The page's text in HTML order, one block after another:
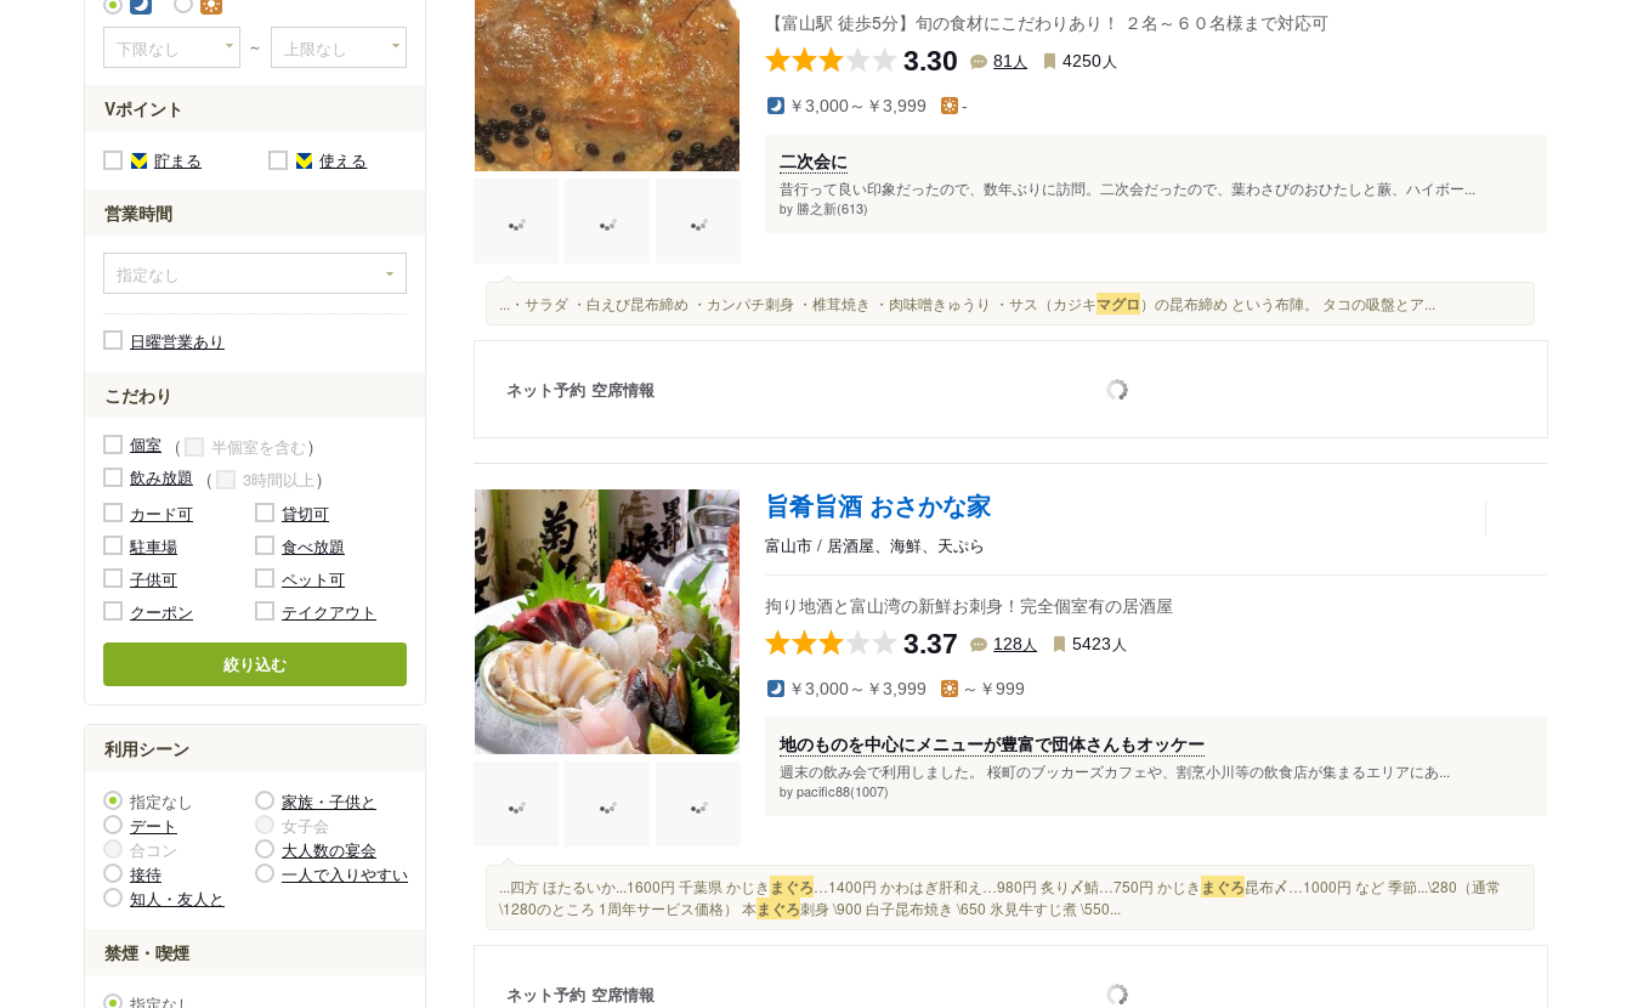
城川原駅
犬島新町駅
蓮町駅（馬場記念公園前）
萩浦小学校前駅
東岩瀬駅
岩瀬浜駅
富山駅
新富山口駅
速星駅
婦中鵜坂駅
西富山駅
電鉄富山駅
稲荷町駅
東新庄駅
越中三郷駅
有峰口駅
布市駅
開発駅
大庄駅
上滝駅
大川寺駅
富山大学前駅
安野屋駅
諏訪川原駅
荒町駅
西中野駅
大町駅
南富山駅前駅
～
Vポイント
貯まる 使える
営業時間
日曜営業あり
こだわり
個室
半個室を含む
飲み放題
3時間以上
カード可
貸切可
駐車場
食べ放題
子供可
ペット可
クーポン
テイクアウト
絞り込む
利用シーン
指定なし
家族・子供と
デート
女子会
合コン
大人数の宴会
接待
一人で入りやすい
知人・友人と
禁煙・喫煙
【富山駅 徒歩5分】旬の食材にこだわりあり！ ２名～６０名様まで対応可
3.30 81 人 4250 人
￥3,000～￥3,999 -
二次会に
昔行って良い印象だったので、数年ぶりに訪問。二次会だったので、葉わさびのおひたしと蕨、ハイボー...
by 勝之新(613)
...・サラダ ・白えび昆布締め ・カンパチ刺身 ・椎茸焼き ・肉味噌きゅうり ・サス（カジキマグロ）の昆布締め という布陣。 タコの吸盤とア...
ネット予約 空席情報
旨肴旨酒 おさかな家
富山市 / 居酒屋、海鮮、天ぷら
拘り地酒と富山湾の新鮮お刺身！完全個室有の居酒屋
3.37 128人 5423 人
￥3,000～￥3,999 ～￥999
地のものを中心にメニューが豊富で団体さんもオッケー
週末の飲み会で利用しました。 桜町のブッカーズカフェや、割烹小川等の飲食店が集まるエリアにあ...
by pacific88(1007)
...四方 ほたるいか...1600円 千葉県 かじき まぐろ…1400円 かわはぎ肝和え…980円 炙り〆鯖…750円 かじき まぐろ昆布〆…1000円 など 季節...\280（通常
\1280のところ 1周年サービス価格） 本まぐろ刺身 \900 白子昆布焼き \650 氷見牛すじ煮 \550...
ネット予約 空席情報